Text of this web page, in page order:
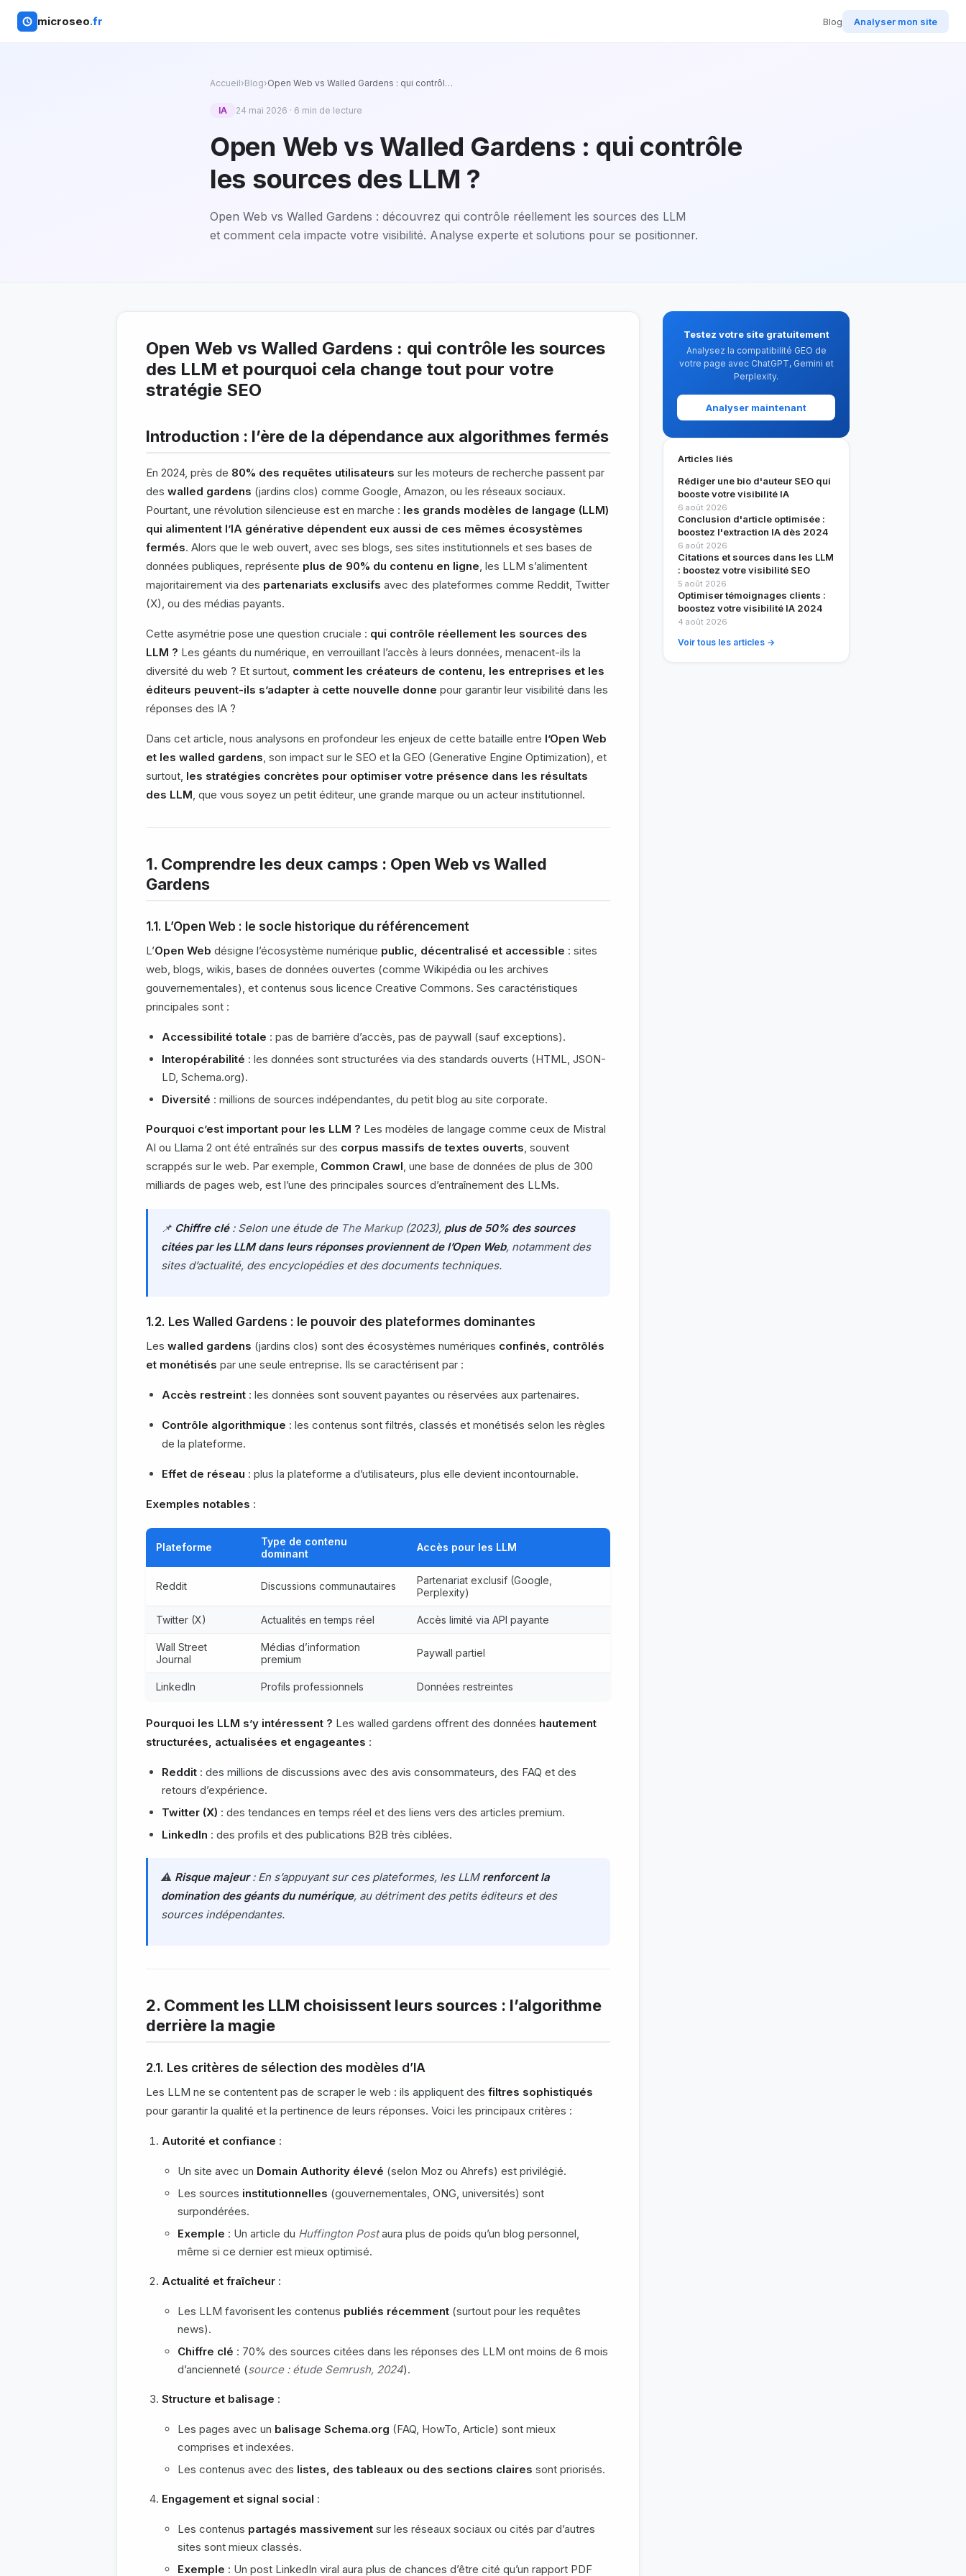
microseo.fr Blog Analyser mon site
Accueil›Blog›Open Web vs Walled Gardens : qui contrôl…
IA 24 mai 2026 · 6 min de lecture
Open Web vs Walled Gardens : qui contrôle
les sources des LLM ?
Open Web vs Walled Gardens : découvrez qui contrôle réellement les sources des LLM
et comment cela impacte votre visibilité. Analyse experte et solutions pour se positionner.
Open Web vs Walled Gardens : qui contrôle les sources
des LLM et pourquoi cela change tout pour votre
stratégie SEO
Introduction : l’ère de la dépendance aux algorithmes fermés
En 2024, près de 80% des requêtes utilisateurs sur les moteurs de recherche passent par
des walled gardens (jardins clos) comme Google, Amazon, ou les réseaux sociaux.
Pourtant, une révolution silencieuse est en marche : les grands modèles de langage (LLM)
qui alimentent l’IA générative dépendent eux aussi de ces mêmes écosystèmes
fermés. Alors que le web ouvert, avec ses blogs, ses sites institutionnels et ses bases de
données publiques, représente plus de 90% du contenu en ligne, les LLM s’alimentent
majoritairement via des partenariats exclusifs avec des plateformes comme Reddit, Twitter
(X), ou des médias payants.
Cette asymétrie pose une question cruciale : qui contrôle réellement les sources des
LLM ? Les géants du numérique, en verrouillant l’accès à leurs données, menacent-ils la
diversité du web ? Et surtout, comment les créateurs de contenu, les entreprises et les
éditeurs peuvent-ils s’adapter à cette nouvelle donne pour garantir leur visibilité dans les
réponses des IA ?
Dans cet article, nous analysons en profondeur les enjeux de cette bataille entre l’Open Web
et les walled gardens, son impact sur le SEO et la GEO (Generative Engine Optimization), et
surtout, les stratégies concrètes pour optimiser votre présence dans les résultats
des LLM, que vous soyez un petit éditeur, une grande marque ou un acteur institutionnel.
1. Comprendre les deux camps : Open Web vs Walled
Gardens
1.1. L’Open Web : le socle historique du référencement
L’Open Web désigne l’écosystème numérique public, décentralisé et accessible : sites
web, blogs, wikis, bases de données ouvertes (comme Wikipédia ou les archives
gouvernementales), et contenus sous licence Creative Commons. Ses caractéristiques
principales sont :
Accessibilité totale : pas de barrière d’accès, pas de paywall (sauf exceptions).
Interopérabilité : les données sont structurées via des standards ouverts (HTML, JSON-
LD, Schema.org).
Diversité : millions de sources indépendantes, du petit blog au site corporate.
Pourquoi c’est important pour les LLM ? Les modèles de langage comme ceux de Mistral
AI ou Llama 2 ont été entraînés sur des corpus massifs de textes ouverts, souvent
scrappés sur le web. Par exemple, Common Crawl, une base de données de plus de 300
milliards de pages web, est l’une des principales sources d’entraînement des LLMs.
📌 Chiffre clé: Selon une étude de The Markup(2023), plus de 50% des sources
citées par les LLM dans leurs réponses proviennent de l’Open Web, notamment des
sites d’actualité, des encyclopédies et des documents techniques.
1.2. Les Walled Gardens : le pouvoir des plateformes dominantes
Les walled gardens (jardins clos) sont des écosystèmes numériques confinés, contrôlés
et monétisés par une seule entreprise. Ils se caractérisent par :
Accès restreint : les données sont souvent payantes ou réservées aux partenaires.
Contrôle algorithmique : les contenus sont filtrés, classés et monétisés selon les règles
de la plateforme.
Effet de réseau : plus la plateforme a d’utilisateurs, plus elle devient incontournable.
Exemples notables :
Plateforme
Type de contenu
dominant
Accès pour les LLM
Reddit Discussions communautaires
Partenariat exclusif (Google,
Perplexity)
Twitter (X) Actualités en temps réel Accès limité via API payante
Wall Street
Journal
Médias d’information
premium
Paywall partiel
LinkedIn Profils professionnels Données restreintes
Pourquoi les LLM s’y intéressent ? Les walled gardens offrent des données hautement
structurées, actualisées et engageantes :
Reddit : des millions de discussions avec des avis consommateurs, des FAQ et des
retours d’expérience.
Twitter (X) : des tendances en temps réel et des liens vers des articles premium.
LinkedIn : des profils et des publications B2B très ciblées.
⚠️ Risque majeur: En s’appuyant sur ces plateformes, les LLM renforcent la
domination des géants du numérique, au détriment des petits éditeurs et des
sources indépendantes.
2. Comment les LLM choisissent leurs sources : l’algorithme
derrière la magie
2.1. Les critères de sélection des modèles d’IA
Les LLM ne se contentent pas de scraper le web : ils appliquent des filtres sophistiqués
pour garantir la qualité et la pertinence de leurs réponses. Voici les principaux critères :
Autorité et confiance :
Un site avec un Domain Authority élevé (selon Moz ou Ahrefs) est privilégié.
Les sources institutionnelles (gouvernementales, ONG, universités) sont
surpondérées.
Exemple : Un article du Huffington Postaura plus de poids qu’un blog personnel,
même si ce dernier est mieux optimisé.
Actualité et fraîcheur :
Les LLM favorisent les contenus publiés récemment (surtout pour les requêtes
news).
Chiffre clé : 70% des sources citées dans les réponses des LLM ont moins de 6 mois
d’ancienneté (source : étude Semrush, 2024).
Structure et balisage :
Les pages avec un balisage Schema.org (FAQ, HowTo, Article) sont mieux
comprises et indexées.
Les contenus avec des listes, des tableaux ou des sections claires sont priorisés.
Engagement et signal social :
Les contenus partagés massivement sur les réseaux sociaux ou cités par d’autres
sites sont mieux classés.
Exemple : Un post LinkedIn viral aura plus de chances d’être cité qu’un rapport PDF
Testez votre site gratuitement
Analysez la compatibilité GEO de
votre page avec ChatGPT, Gemini et
Perplexity.
Analyser maintenant
Articles liés
Rédiger une bio d'auteur SEO qui
booste votre visibilité IA
6 août 2026
Conclusion d'article optimisée :
boostez l'extraction IA dès 2024
6 août 2026
Citations et sources dans les LLM
: boostez votre visibilité SEO
5 août 2026
Optimiser témoignages clients :
boostez votre visibilité IA 2024
4 août 2026
Voir tous les articles →